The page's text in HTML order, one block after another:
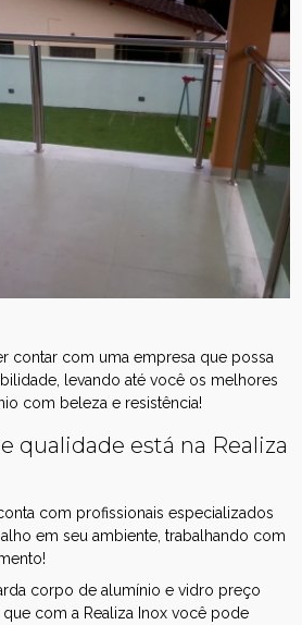
contar com uma empresa que possa
levando até você os melhores
com beleza e resistência!
qualidade está na Realiza
com profissionais especializados
em seu ambiente, trabalhando com
corpo de alumínio e vidro preço
que com a Realiza Inox você pode